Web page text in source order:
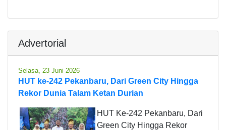
Advertorial
Selasa, 23 Juni 2026
HUT ke-242 Pekanbaru, Dari Green City Hingga
Rekor Dunia Talam Ketan Durian
HUT Ke-242 Pekanbaru, Dari
Green City Hingga Rekor